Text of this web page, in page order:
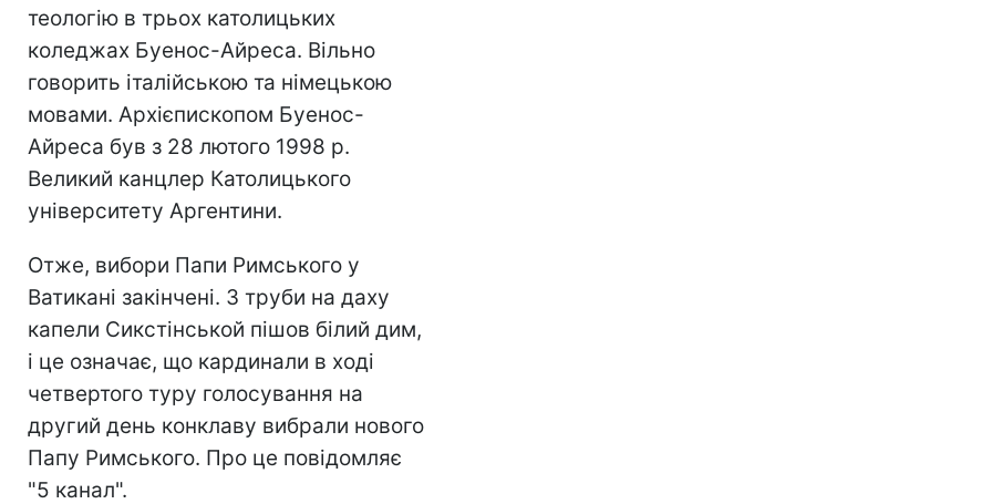
теологію в трьох католицьких
коледжах Буенос-Айреса. Вільно
говорить італійською та німецькою
мовами. Архієпископом Буенос-
Айреса був з 28 лютого 1998 р.
Великий канцлер Католицького
університету Аргентини.
Отже, вибори Папи Римського у
Ватикані закінчені. З труби на даху
капели Сикстінськой пішов білий дим,
і це означає, що кардинали в ході
четвертого туру голосування на
другий день конклаву вибрали нового
Папу Римського. Про це повідомляє
"5 канал".